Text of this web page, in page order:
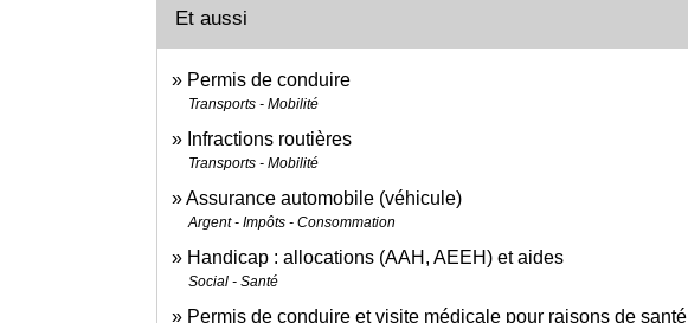
Et aussi
Permis de conduire
Transports - Mobilité
Infractions routières
Transports - Mobilité
Assurance automobile (véhicule)
Argent - Impôts - Consommation
Handicap : allocations (AAH, AEEH) et aides
Social - Santé
Permis de conduire et visite médicale pour raisons de santé